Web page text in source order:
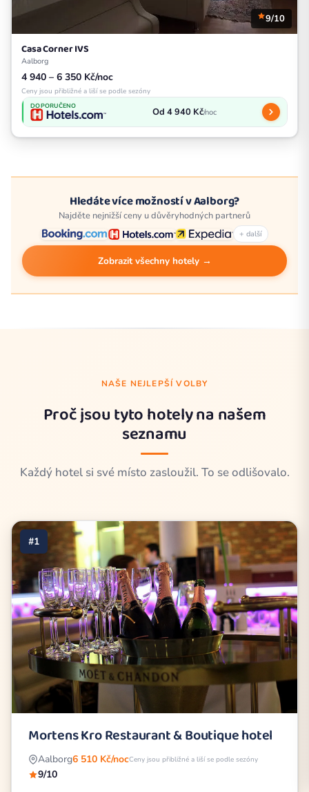
9/10
Casa Corner IVS
Aalborg
4 940 – 6 350 Kč/noc
Ceny jsou přibližné a liší se podle sezóny
DOPORUČENO Od 4 940 Kč/noc
Hledáte více možností v Aalborg?
Najděte nejnižší ceny u důvěryhodných partnerů
+ další
Zobrazit všechny hotely →
NAŠE NEJLEPŠÍ VOLBY
Proč jsou tyto hotely na našem
seznamu
Každý hotel si své místo zasloužil. To se odlišovalo.
#1
Mortens Kro Restaurant & Boutique hotel
Aalborg6 510 Kč/nocCeny jsou přibližné a liší se podle sezóny
9/10